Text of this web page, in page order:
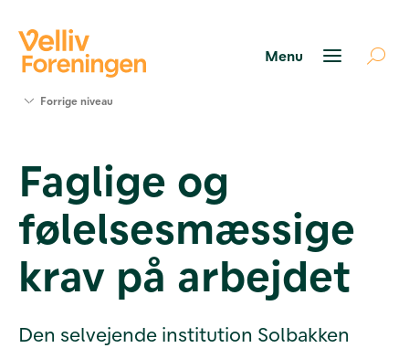
Værktøjer
og viden
Om Velliv
Foreningen
os
Forrige niveau
Faglige og
følelsesmæssige
krav på arbejdet
Den selvejende institution Solbakken